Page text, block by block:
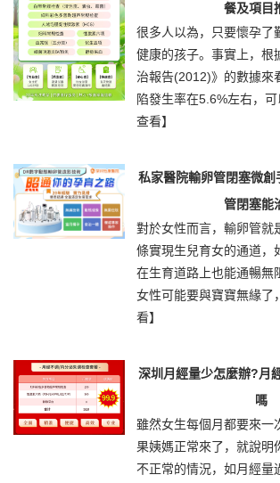
餐及項目
很多人以為，只要懷孕了
健康的孩子。事實上，根
治報告(2012)》的數據來
陷發生率在5.6%左右，可
查看】
私家醫院輸卵管閉塞微
管閉塞能
對於女性而言，輸卵管就
條實現生兒育女的通道，
在生育道路上也能通暢無
女性可能要與寶寶無緣了
看】
深圳月經量少怎麼辦?月
嗎
雖然女生每個月都要來一
果姨媽正常來了，就說明
不正常的情況，如月經量